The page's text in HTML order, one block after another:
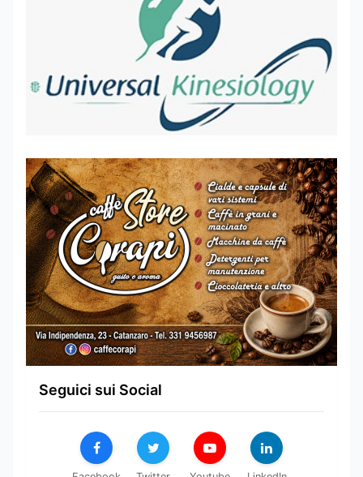
Seguici sui Social